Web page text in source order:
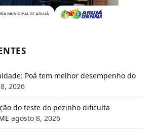
Poá tem melhor desempenho do
2026
do teste do pezinho dificulta
agosto 8, 2026